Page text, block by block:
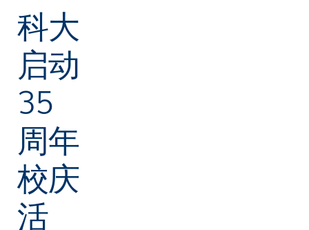
科大
启动
35
周年
校庆
活